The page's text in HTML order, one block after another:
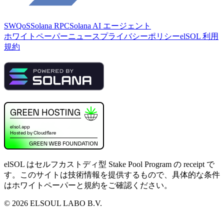
SWQoSSolana RPCSolana AI エージェント
ホワイトペーパーニュースプライバシーポリシーelSOL 利用
規約
elSOL はセルフカストディ型 Stake Pool Program の receipt で
す。このサイトは技術情報を提供するもので、具体的な条件
はホワイトペーパーと規約をご確認ください。
© 2026 ELSOUL LABO B.V.